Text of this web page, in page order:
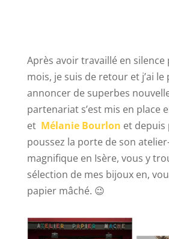
Après avoir travaillé en silence
mois, je suis de retour et j’ai le
annoncer de superbes
partenariat s’est mis en place
et Mélanie Bourlon et depuis
poussez la porte de son
magnifique en Isère, vous y
sélection de mes bijoux en,
papier mâché. 😉